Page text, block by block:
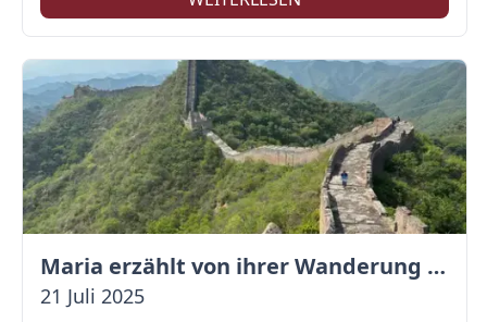
Maria erzählt von ihrer Wanderung auf der Großen Mauer
21 Juli 2025